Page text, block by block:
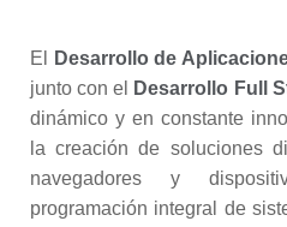
El
Desarrollo de
junto con el
Desarrollo Full
dinámico y en constante
la creación de soluciones
navegadores y
programación integral de